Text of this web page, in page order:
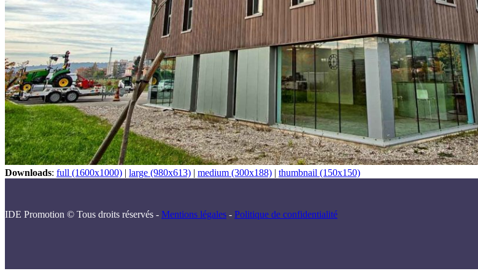
Downloads: full (1600x1000) | large (980x613) | medium (300x188) | thumbnail (150x150)
IDE Promotion © Tous droits réservés - Mentions légales - Politique de confidentialité